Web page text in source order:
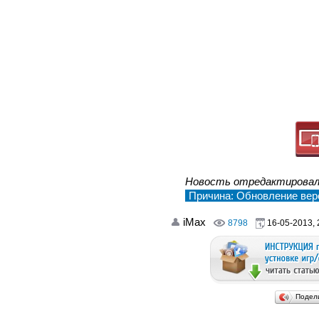
Новость
Причина: Обновление
iMax 8798 16-05-2013,